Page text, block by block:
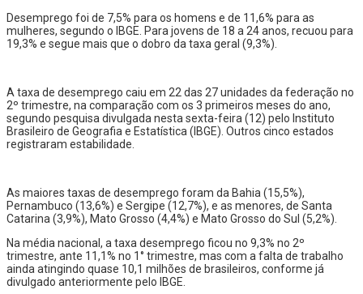
Desemprego foi de 7,5% para os homens e de 11,6% para as
mulheres, segundo o IBGE. Para jovens de 18 a 24 anos, recuou para
19,3% e segue mais que o dobro da taxa geral (9,3%).
A taxa de desemprego caiu em 22 das 27 unidades da federação no
2º trimestre, na comparação com os 3 primeiros meses do ano,
segundo pesquisa divulgada nesta sexta-feira (12) pelo Instituto
Brasileiro de Geografia e Estatística (IBGE). Outros cinco estados
registraram estabilidade.
As maiores taxas de desemprego foram da Bahia (15,5%),
Pernambuco (13,6%) e Sergipe (12,7%), e as menores, de Santa
Catarina (3,9%), Mato Grosso (4,4%) e Mato Grosso do Sul (5,2%).
Na média nacional, a taxa desemprego ficou no 9,3% no 2º
trimestre, ante 11,1% no 1° trimestre, mas com a falta de trabalho
ainda atingindo quase 10,1 milhões de brasileiros, conforme já
divulgado anteriormente pelo IBGE.